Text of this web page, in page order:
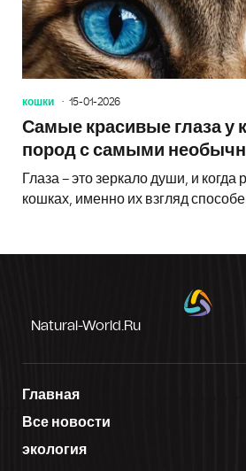
кошки 15-01-2026
Самые красивые глаза у
пород с самыми
Глаза – это зеркало души, и когда
кошках, именно их взгляд
Natural-World.ru
Главная
Все новости
экология